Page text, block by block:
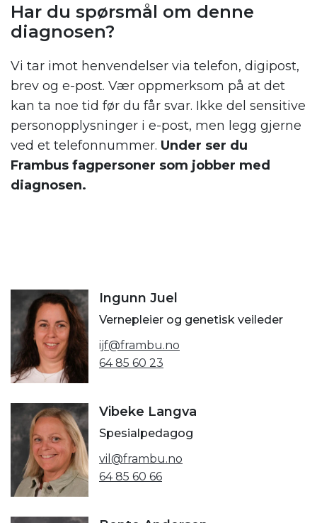
Har du spørsmål om denne
diagnosen?
Vi tar imot henvendelser via telefon, digipost,
brev og e-post. Vær oppmerksom på at det
kan ta noe tid før du får svar. Ikke del sensitive
personopplysninger i e-post, men legg gjerne
ved et telefonnummer. Under ser du
Frambus fagpersoner som jobber med
diagnosen.
Ingunn Juel
Vernepleier og genetisk veileder
ijf@frambu.no
64 85 60 23
Vibeke Langva
Spesialpedagog
vil@frambu.no
64 85 60 66